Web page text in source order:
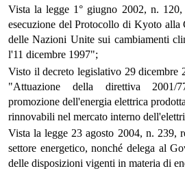
Vista la legge 1° giugno 2002, n.
esecuzione del Protocollo di Kyoto alla
delle Nazioni Unite sui cambiamenti
l'11 dicembre 1997";
Visto il decreto legislativo 29 dicembre
"Attuazione della direttiva 2001/
promozione dell'energia elettrica
rinnovabili nel mercato interno
Vista la legge 23 agosto 2004, n. 239,
settore energetico, nonché delega al
delle disposizioni vigenti in materia di